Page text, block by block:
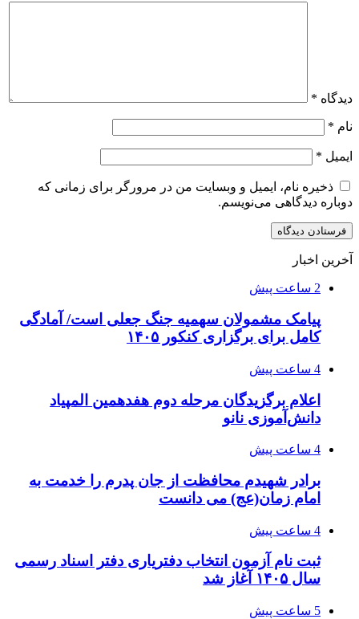
دیدگاه *
نام *
ایمیل *
ذخیره نام، ایمیل و وبسایت من در مرورگر برای زمانی که
دوباره دیدگاهی می‌نویسم.
آخرین اخبار
2 ساعت پیش
پیامک مشمولان سهمیه جنگ جعلی است/ آمادگی
کامل برای برگزاری کنکور ۱۴۰۵
4 ساعت پیش
اعلام برگزیدگان مرحله دوم هفدهمین المپیاد
دانش‌آموزی نانو
4 ساعت پیش
برادر شهیدم محافظت از جان پدرم را خدمت به
امام زمان(عج) می دانست
4 ساعت پیش
ثبت نام آزمون انتخاب دفتریاری دفتر اسناد رسمی
سال ۱۴۰۵ آغاز شد
5 ساعت پیش